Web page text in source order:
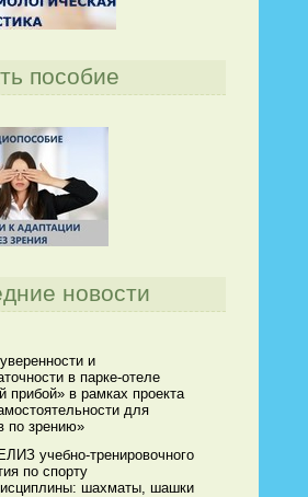
пособие
новости
и
в парке-отеле
прибой» в рамках проекта
для
по зрению»
учебно-тренировочного
по спорту
шахматы, шашки